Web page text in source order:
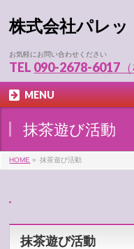
株式会社パレッ
お気軽にお問い合わせください
TEL 090-2678-6017（
MENU
抹茶遊び活動
HOME » 抹茶遊び活動
抹茶遊び活動